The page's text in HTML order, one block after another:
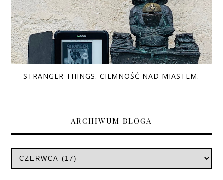
STRANGER THINGS. CIEMNOŚĆ NAD MIASTEM.
ARCHIWUM BLOGA